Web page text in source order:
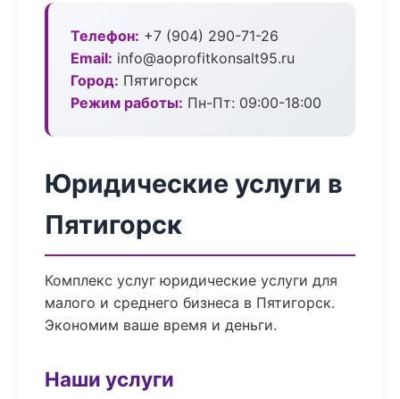
Телефон: +7 (904) 290-71-26
Email: info@aoprofitkonsalt95.ru
Город: Пятигорск
Режим работы: Пн-Пт: 09:00-18:00
Юридические услуги в
Пятигорск
Комплекс услуг юридические услуги для
малого и среднего бизнеса в Пятигорск.
Экономим ваше время и деньги.
Наши услуги